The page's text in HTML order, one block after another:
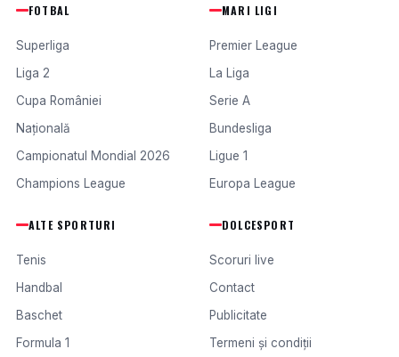
FOTBAL
Superliga
Liga 2
Cupa României
Națională
Campionatul Mondial 2026
Champions League
MARI LIGI
Premier League
La Liga
Serie A
Bundesliga
Ligue 1
Europa League
ALTE SPORTURI
Tenis
Handbal
Baschet
Formula 1
DOLCESPORT
Scoruri live
Contact
Publicitate
Termeni și condiții